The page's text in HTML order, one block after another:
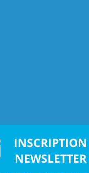
INSCRIPTION
NEWSLETTER